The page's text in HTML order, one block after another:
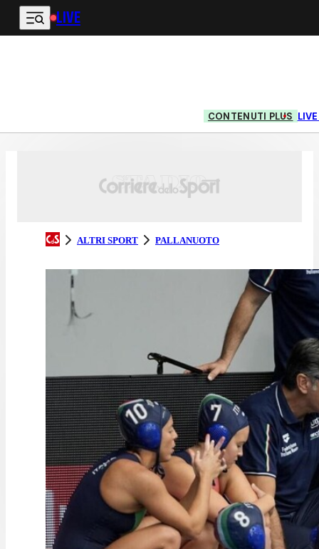
Vai al contenuto principale
LIVE
CONTENUTI PLUS
ALTRI SPORT PALLANUOTO